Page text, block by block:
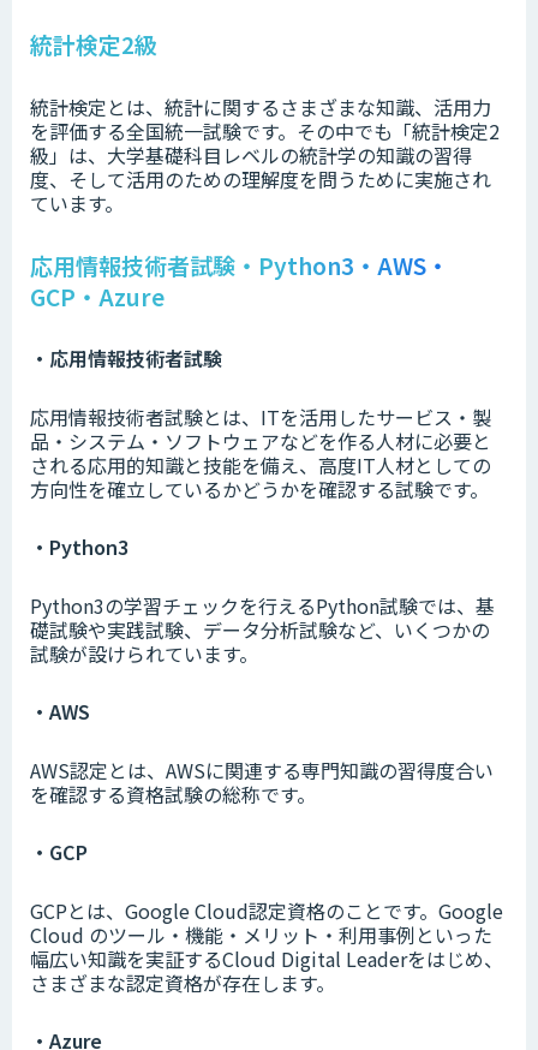
統計検定2級
統計検定とは、統計に関するさまざまな知識、活用力
を評価する全国統一試験です。その中でも「統計検定2
級」は、大学基礎科目レベルの統計学の知識の習得
度、そして活用のための理解度を問うために実施され
ています。
応用情報技術者試験・Python3・AWS・
GCP・Azure
・応用情報技術者試験
応用情報技術者試験とは、ITを活用したサービス・製
品・システム・ソフトウェアなどを作る人材に必要と
される応用的知識と技能を備え、高度IT人材としての
方向性を確立しているかどうかを確認する試験です。
・Python3
Python3の学習チェックを行えるPython試験では、基
礎試験や実践試験、データ分析試験など、いくつかの
試験が設けられています。
・AWS
AWS認定とは、AWSに関連する専門知識の習得度合い
を確認する資格試験の総称です。
・GCP
GCPとは、Google Cloud認定資格のことです。Google
Cloud のツール・機能・メリット・利用事例といった
幅広い知識を実証するCloud Digital Leaderをはじめ、
さまざまな認定資格が存在します。
・Azure